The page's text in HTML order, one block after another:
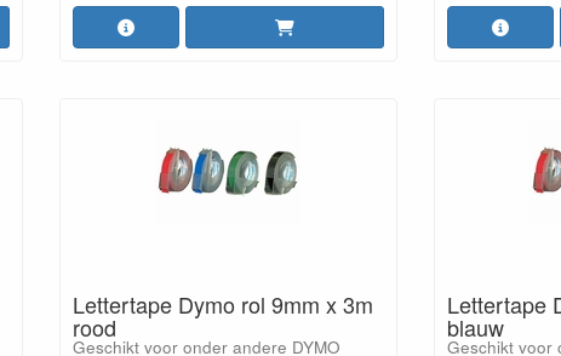
Lettertape Dymo rol 9mm x 3m
rood
Geschikt voor onder andere DYMO
Lettertape
blauw
Geschikt voor